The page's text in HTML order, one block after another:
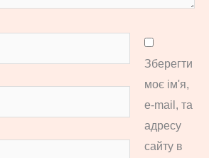
Зберегти
моє ім'я,
e-mail, та
адресу
сайту в